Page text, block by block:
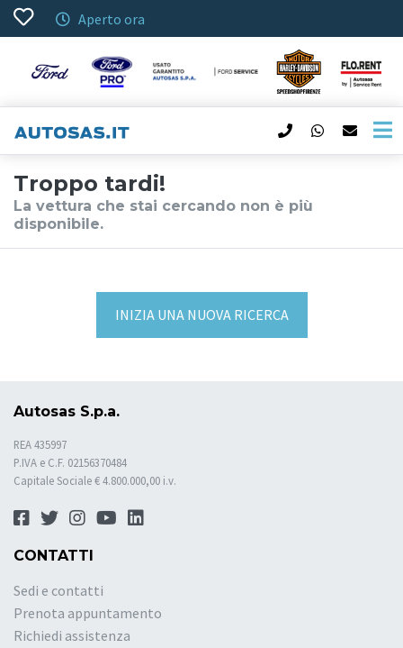
Aperto ora
Troppo tardi!
La vettura che stai cercando non è più
disponibile.
INIZIA UNA NUOVA RICERCA
Autosas S.p.a.
REA 435997
P.IVA e C.F. 02156370484
Capitale Sociale € 4.800.000,00 i.v.
CONTATTI
Sedi e contatti
Prenota appuntamento
Richiedi assistenza